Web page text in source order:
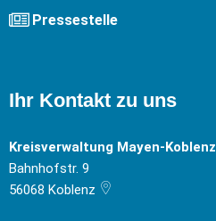
Pressestelle
Ihr Kontakt zu uns
Kreisverwaltung Mayen-Koblenz
Bahnhofstr. 9
56068 Koblenz